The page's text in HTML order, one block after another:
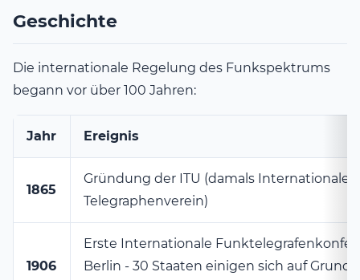
Geschichte
Die internationale Regelung des Funkspektrums
begann vor über 100 Jahren:
Jahr Ereignis
1865
Gründung der ITU (damals Internationaler
Telegraphenverein)
1906
Erste Internationale
Berlin - 30 Staaten einigen sich auf